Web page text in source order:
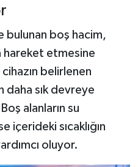
bulunan boş hacim,
hareket etmesine
belirlenen
daha sık devreye
alanların su
içerideki sıcaklığın
oluyor.